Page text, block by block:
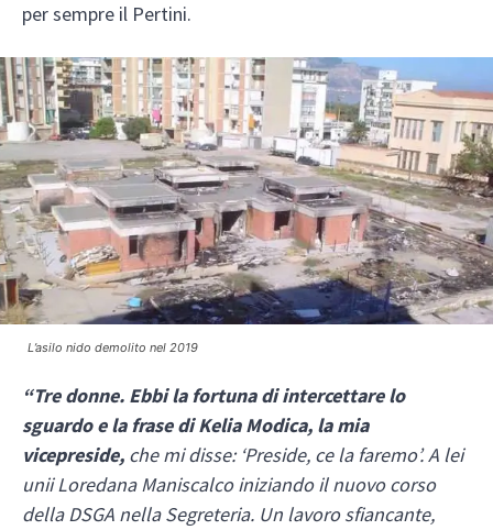
per sempre il Pertini.
L’asilo nido demolito nel 2019
“Tre donne. Ebbi la fortuna di intercettare lo
sguardo e la frase di Kelia Modica, la mia
vicepreside, che mi disse: ‘Preside, ce la faremo’. A lei
unii Loredana Maniscalco iniziando il nuovo corso
della DSGA nella Segreteria. Un lavoro sfiancante,